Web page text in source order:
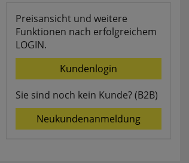
Preisansicht und weitere
Funktionen nach erfolgreichem
LOGIN.
Kundenlogin
Sie sind noch kein Kunde? (B2B)
Neukundenanmeldung